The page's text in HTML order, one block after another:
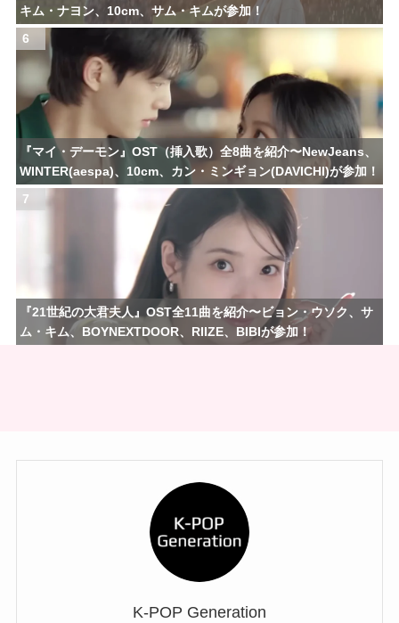
キム・ナヨン、10cm、サム・キムが参加！
6
『マイ・デーモン』OST（挿入歌）全8曲を紹介〜NewJeans、
WINTER(aespa)、10cm、カン・ミンギョン(DAVICHI)が参加！
7
『21世紀の大君夫人』OST全11曲を紹介〜ビョン・ウソク、サ
ム・キム、BOYNEXTDOOR、RIIZE、BIBIが参加！
K-POP Generation